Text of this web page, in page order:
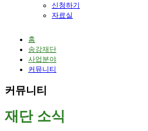
신청하기
자료실
홈
송강재단
사업분야
커뮤니티
커뮤니티
재단 소식